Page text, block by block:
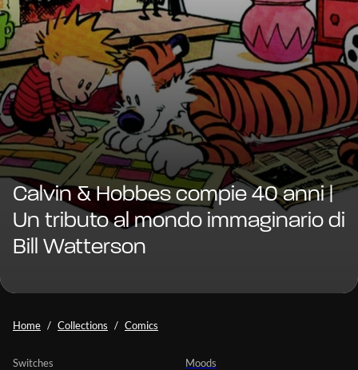
Calvin & Hobbes compie 40 anni |
Un tributo al mondo immaginario di
Bill Watterson
Home Collections Comics
Moods
Switches